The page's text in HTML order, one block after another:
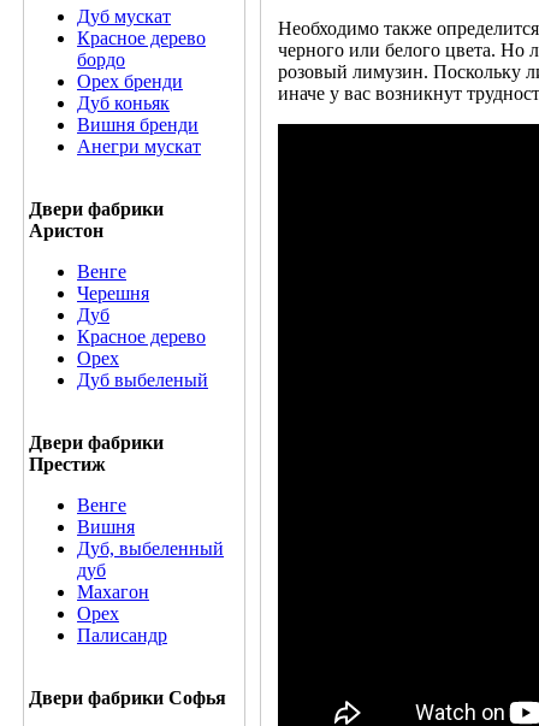
Дуб мускат
Красное дерево
бордо
Орех бренди
Дуб коньяк
Вишня бренди
Анегри мускат
Двери фабрики
Аристон
Венге
Черешня
Дуб
Красное дерево
Орех
Дуб выбеленый
Двери фабрики
Престиж
Венге
Вишня
Дуб, выбеленный
дуб
Махагон
Орех
Палисандр
Двери фабрики Софья
Необходимо также
черного или белого цвета. Но
розовый лимузин. Поскольку
иначе у вас возникнут